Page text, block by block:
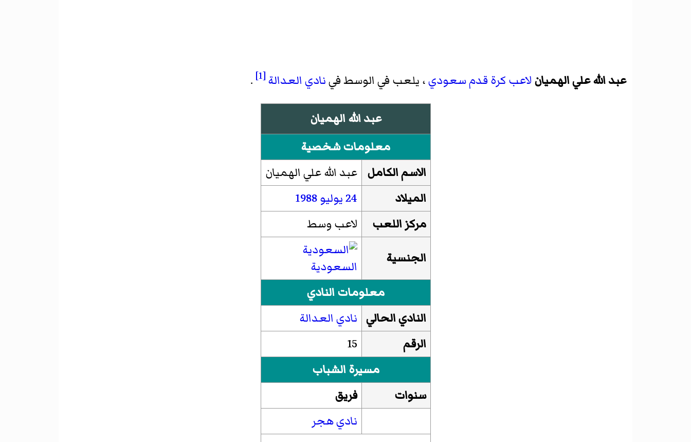
عبد الله علي الهميان لاعب كرة قدمسعودي، يلعب في الوسط فينادي العدالة [1]
.
عبد الله الهميان
معلومات شخصية
الاسم الكامل
عبد الله علي الهميان
الميلاد
24 يوليو
1988
مركز اللعب
لاعب وسط
الجنسية
السعودية
معلومات النادي
النادي الحالي نادي العدالة
الرقم
15
مسيرة الشباب
سنوات
فريق
نادي هجر